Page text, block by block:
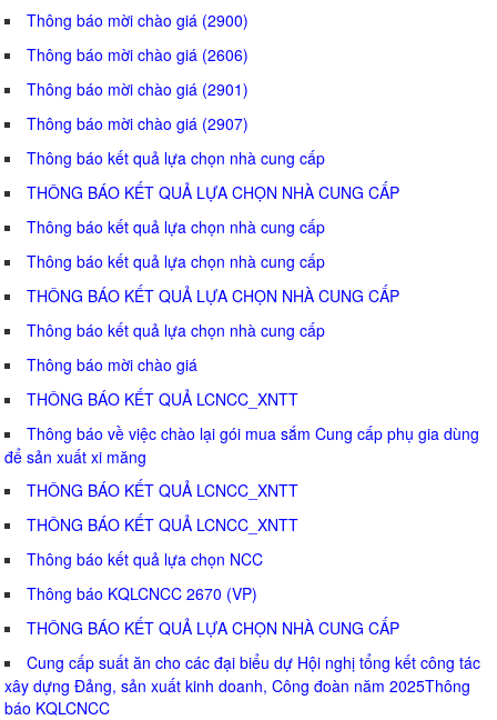
Thông báo mời chào giá (2900)
Thông báo mời chào giá (2606)
Thông báo mời chào giá (2901)
Thông báo mời chào giá (2907)
Thông báo kết quả lựa chọn nhà cung cấp
THÔNG BÁO KẾT QUẢ LỰA CHỌN NHÀ CUNG CẤP
Thông báo kết quả lựa chọn nhà cung cấp
Thông báo kết quả lựa chọn nhà cung cấp
THÔNG BÁO KẾT QUẢ LỰA CHỌN NHÀ CUNG CẤP
Thông báo kết quả lựa chọn nhà cung cấp
Thông báo mời chào giá
THÔNG BÁO KẾT QUẢ LCNCC_XNTT
Thông báo về việc chào lại gói mua sắm Cung cấp phụ gia dùng
để sản xuất xi măng
THÔNG BÁO KẾT QUẢ LCNCC_XNTT
THÔNG BÁO KẾT QUẢ LCNCC_XNTT
Thông báo kết quả lựa chọn NCC
Thông báo KQLCNCC 2670 (VP)
THÔNG BÁO KẾT QUẢ LỰA CHỌN NHÀ CUNG CẤP
Cung cấp suất ăn cho các đại biểu dự Hội nghị tổng kết công tác
xây dựng Đảng, sản xuất kinh doanh, Công đoàn năm 2025Thông
báo KQLCNCC